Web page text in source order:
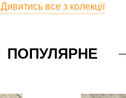
Дивитись все з колекції
ПОПУЛЯРНЕ